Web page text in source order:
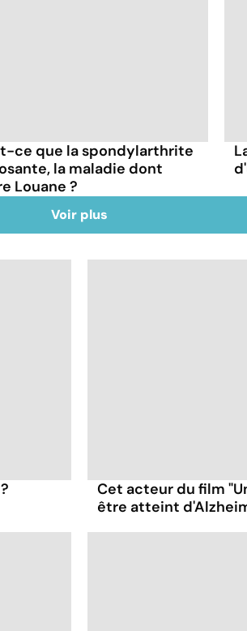
ce que la spondylarthrite
la maladie dont
Louane ?
Voir plus
Cet acteur du film
être atteint